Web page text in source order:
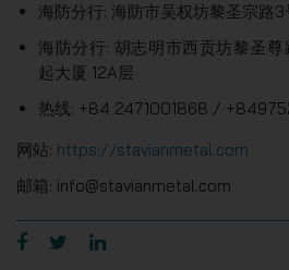
海防分行: 海防市吴权坊黎圣宗路
海防分行: 胡志明市西贡坊黎圣
起大厦 12A层
热线: +84 2471001868 /
网站: https://stavianmetal.com
邮箱: info@stavianmetal.com